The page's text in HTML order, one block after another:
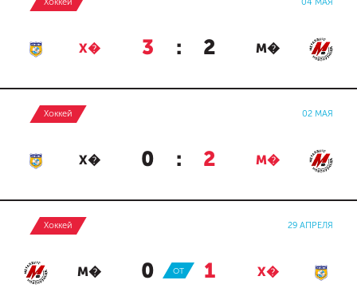
Х� 3 : 2 М�
Хоккей 02 МАЯ
Х� 0 : 2 М�
Хоккей 29 АПРЕЛЯ
М� 0 : 1 Х�
ОТ